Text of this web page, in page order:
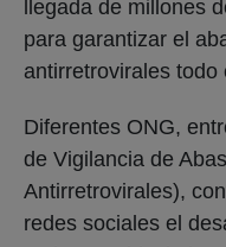
llegada de millones
para garantizar el
antirretrovirales
Diferentes ONG,
de Vigilancia de
Antirretrovirales),
redes sociales el